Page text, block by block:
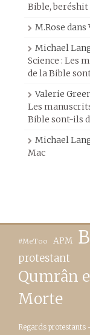
Bible, beréshit
M.Rose dans
Michael
Science : Les
de la Bible
Valerie
Les
Bible sont-ils
Michael
Mac
#MeToo APM
protestant
Qumrân
Morte
Regards protestants